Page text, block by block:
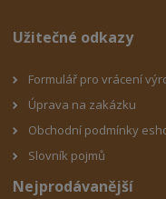
Užitečné odkazy
Formulář pro vrácení
Úprava na zakázku
Obchodní podmínky
Slovník pojmů
Nejprodávanější